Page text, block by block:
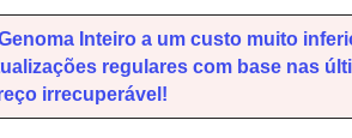
Inteiro a um custo muito
regulares com base nas
irrecuperável!